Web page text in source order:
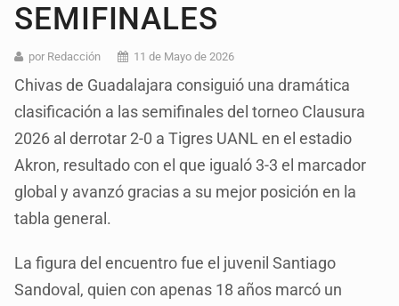
SEMIFINALES
por Redacción 11 de Mayo de 2026
Chivas de Guadalajara consiguió una dramática
clasificación a las semifinales del torneo Clausura
2026 al derrotar 2-0 a Tigres UANL en el estadio
Akron, resultado con el que igualó 3-3 el marcador
global y avanzó gracias a su mejor posición en la
tabla general.
La figura del encuentro fue el juvenil Santiago
Sandoval, quien con apenas 18 años marcó un